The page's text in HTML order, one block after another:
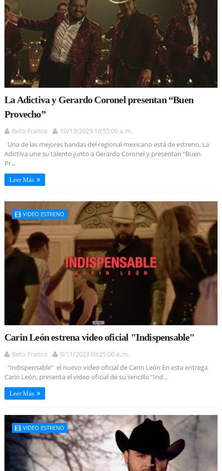
La Adictiva y Gerardo Coronel presentan “Buen
Provecho”
Beto Franco
10/13/2023 10:55:00 a. m.
Una de las mejores bandas del regional mexicano está de estreno, La
Adictiva une su talento junto a Gerardo Coronel y presentan “Buen
Pr...
Leer Más
VIDEO ESTRENO
Carin León estrena video oficial "Indispensable"
Beto Franco
9/11/2023 09:25:00 a. m.
"Indispensable" el nuevo video oficial de Carin León En esta entrega
Carin León, presenta el video oficial de su sencillo “Ind...
Leer Más
VIDEO ESTRENO